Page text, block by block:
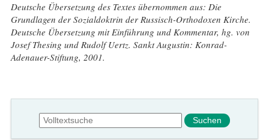
Deutsche Übersetzung des Textes übernommen aus: Die
Grundlagen der Sozialdoktrin der Russisch-Orthodoxen Kirche.
Deutsche Übersetzung mit Einführung und Kommentar, hg. von
Josef Thesing und Rudolf Uertz. Sankt Augustin: Konrad-
Adenauer-Stiftung, 2001.
Suchformular
Suche